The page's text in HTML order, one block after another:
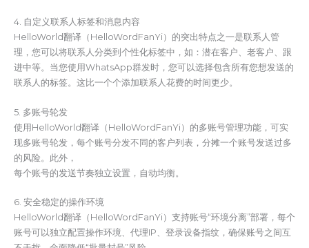
4. 自定义联系人标签和消息内容
HelloWorld翻译（HelloWordFanYi）的突出特点之一是联系人管
理，您可以将联系人分类到个性化标签中，如：潜在客户、老客户、跟
进中等。当您使用WhatsApp群发时，您可以选择包含所有您想发送的
联系人的标签。这比一个个添加联系人花费的时间更少。
5. 多账号轮发
使用HelloWorld翻译（HelloWordFanYi）的多账号管理功能，可实
现多账号轮发，每个账号分发不同的客户列表，分摊一个账号发送过多
的风险。此外，
每个账号的发送节奏独立设置，自动均衡。
6. 安全稳定的操作环境
HelloWorld翻译（HelloWordFanYi）支持账号“环境分离”部署，每个
账号可以独立配置操作环境、代理IP、登录设备指纹，确保账号之间互